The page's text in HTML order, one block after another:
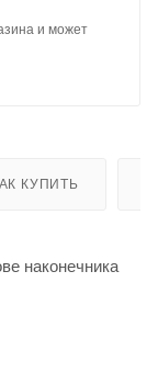
и может
КУПИТЬ
наконечника